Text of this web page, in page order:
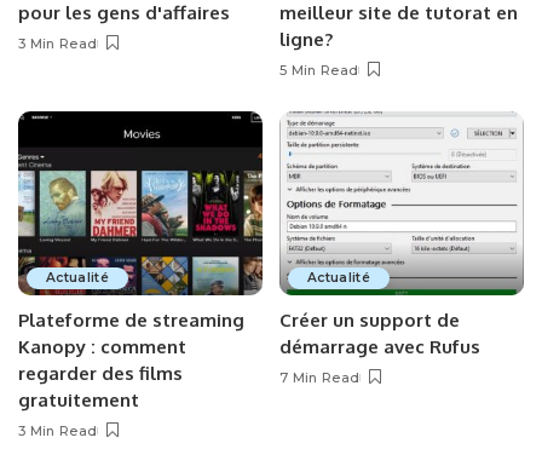
pour les gens d'affaires
3 Min Read
meilleur site de tutorat en
ligne?
5 Min Read
Actualité
Plateforme de streaming
Kanopy : comment
regarder des films
gratuitement
3 Min Read
Actualité
Créer un support de
démarrage avec Rufus
7 Min Read